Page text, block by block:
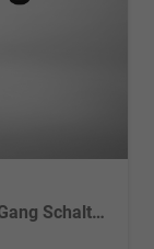
Style (Style) 1.0 TSI 70kW (95 PS) 5-Gang Schaltgetriebe